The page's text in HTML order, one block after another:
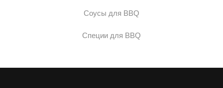
Соусы для BBQ
Специи для BBQ